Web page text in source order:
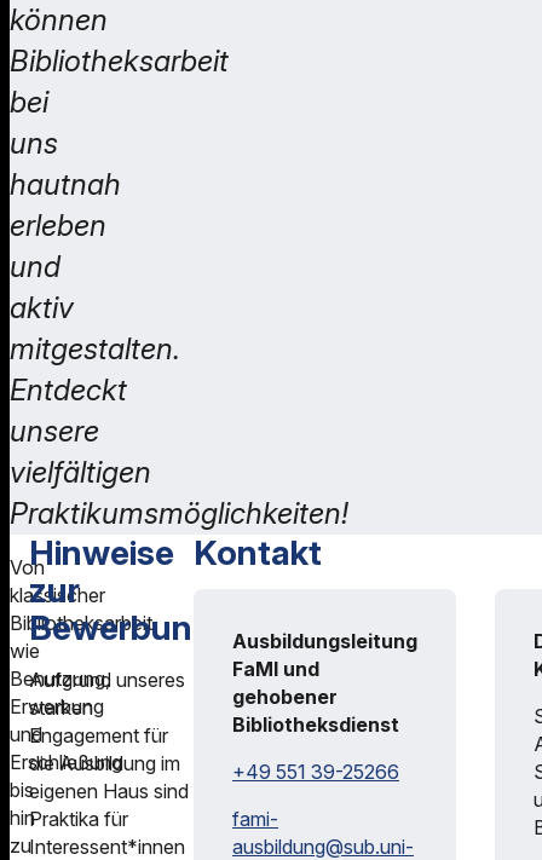
können
Bibliotheksarbeit
bei
uns
hautnah
erleben
und
aktiv
mitgestalten.
Entdeckt
unsere
vielfältigen
Praktikumsmöglichkeiten!
Von
klassischer
Bibliotheksarbeit
wie
Benutzung,
Erwerbung
und
Erschließung
bis
hin
zu
Hinweise
zur
Bewerbung
Aufgrund unseres
starken
Engagement für
die Ausbildung im
eigenen Haus sind
Praktika für
Interessent*innen
Kontakt
Ausbildungsleitung
FaMI und
gehobener
Bibliotheksdienst
+49 551 39-25266
fami-
ausbildung@sub.uni-